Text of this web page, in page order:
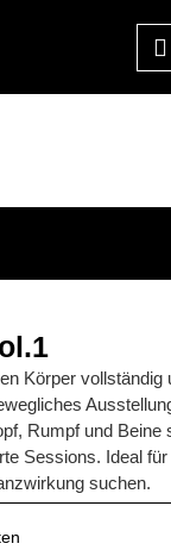
Körper vollständig
Rumpf und Beine
Sessions. Ideal
suchen.